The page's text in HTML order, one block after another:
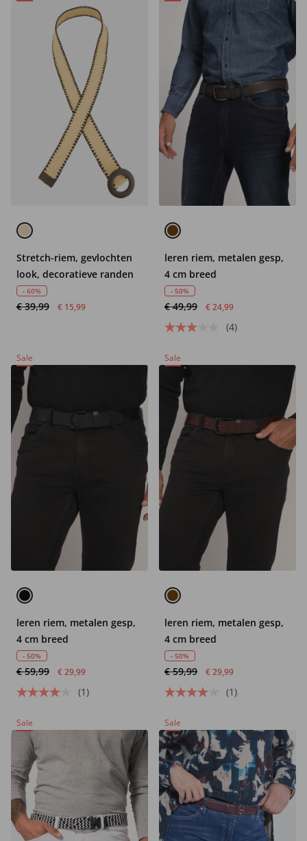
Stretch-riem, gevlochten
look, decoratieve randen
- 60%
€ 39,99 € 15,99
leren riem, metalen gesp,
4 cm breed
- 50%
€ 49,99 € 24,99
(4)
Sale
leren riem, metalen gesp,
4 cm breed
- 50%
€ 59,99 € 29,99
(1)
Sale
leren riem, metalen gesp,
4 cm breed
- 50%
€ 59,99 € 29,99
(1)
Sale Sale